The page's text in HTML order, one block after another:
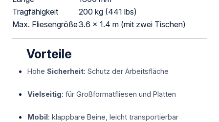
Tragfähigkeit
200 kg (441 lbs)
Max. Fliesengröße3.6 x 1.4 m (mit zwei Tischen)
Vorteile
Hohe Sicherheit: Schutz der Arbeitsfläche
Vielseitig: für Großformatfliesen und Platten
Mobil: klappbare Beine, leicht transportierbar